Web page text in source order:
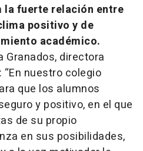
la fuerte relación entre
positivo y de
académico.
Granados, directora
nuestro colegio
que los alumnos
y positivo, en el que
de su propio
en sus posibilidades,